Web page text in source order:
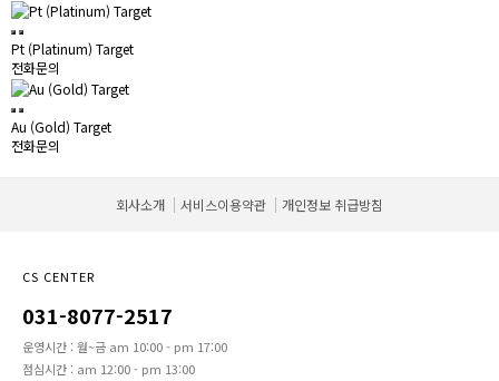
Pt (Platinum) Target
전화문의
Au (Gold) Target
전화문의
회사소개 서비스이용약관 개인정보 취급방침
CS CENTER
031-8077-2517
운영시간 : 월~금 am 10:00 - pm 17:00
점심시간 : am 12:00 - pm 13:00